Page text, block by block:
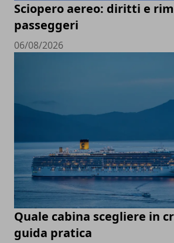
Sciopero aereo: diritti e
passeggeri
06/08/2026
Quale cabina scegliere in
guida pratica